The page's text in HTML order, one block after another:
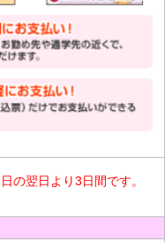
の翌日より3日間です。